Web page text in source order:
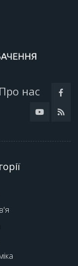
Про нас